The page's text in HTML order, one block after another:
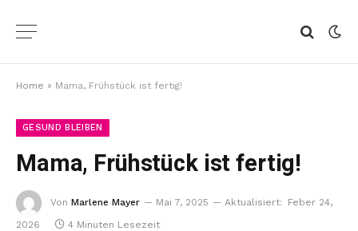
Home » Mama, Frühstück ist fertig!
GESUND BLEIBEN
Mama, Frühstück ist fertig!
Von Marlene Mayer Mai 7, 2025 Aktualisiert:
Feber 24,
2026
4 Minuten Lesezeit